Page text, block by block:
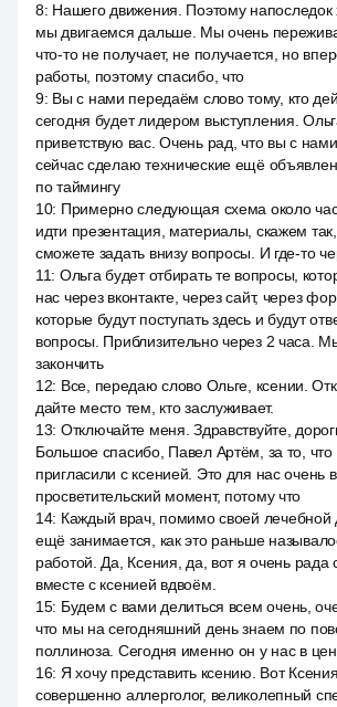
8: Нашего движения. Поэтому напоследок
мы двигаемся дальше. Мы очень
что-то не получает, не получается, но
работы, поэтому спасибо, что
9: Вы с нами передаём слово тому, кто
сегодня будет лидером выступления.
приветствую вас. Очень рад, что вы с
сейчас сделаю технические ещё
по таймингу
10: Примерно следующая схема около
идти презентация, материалы, скажем
сможете задать внизу вопросы. И где-то
11: Ольга будет отбирать те вопросы,
нас через вконтакте, через сайт, через
которые будут поступать здесь и будут
вопросы. Приблизительно через 2 часа.
закончить
12: Все, передаю слово Ольге, ксении.
дайте место тем, кто заслуживает.
13: Отключайте меня. Здравствуйте,
Большое спасибо, Павел Артём, за то, что
пригласили с ксенией. Это для нас очень
просветительский момент, потому что
14: Каждый врач, помимо своей лечебной
ещё занимается, как это раньше
работой. Да, Ксения, да, вот я очень рада
вместе с ксенией вдвоём.
15: Будем с вами делиться всем очень,
что мы на сегодняшний день знаем по
поллиноза. Сегодня именно он у нас в
16: Я хочу представить ксению. Вот
совершенно аллерголог, великолепный